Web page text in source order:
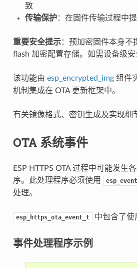
致
传输保护：在固件传输过程中
重要安全提示：预加密固件本身不
flash 加密配置存储。如需设备级
该功能由 esp_encrypted_img组件
机制集成在 OTA 更新框架中。
有关镜像格式、密钥生成及实现细
OTA 系统事件
ESP HTTPS OTA 过程中可能发生
序。此处理程序必须使用
处理。
esp_https_ota_event_t 中包含了使
事件处理程序示例